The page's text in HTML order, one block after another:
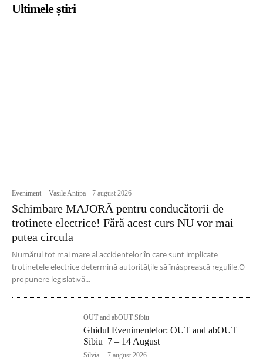
Ultimele știri
Eveniment Vasile Antipa -7 august 2026
Schimbare MAJORĂ pentru conducătorii de
trotinete electrice! Fără acest curs NU vor mai
putea circula
Numărul tot mai mare al accidentelor în care sunt implicate
trotinetele electrice determină autoritățile să înăsprească regulile.O
propunere legislativă...
OUT and abOUT Sibiu
Ghidul Evenimentelor: OUT and abOUT
Sibiu 7 – 14 August
Silvia - 7 august 2026